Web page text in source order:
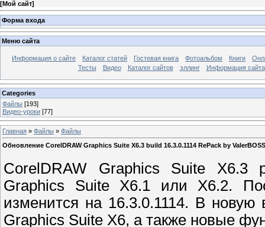
[Мой сайт]
Форма входа
Меню сайта
Информация о сайте Каталог статей Гостевая книга Фотоальбом Книги
Тесты
Видео Каталог сайтов эллинг Информация сайта
Categories
Файлы [193]
Видео-уроки [77]
Главная » Файлы » Файлы
Обновление CorelDRAW Graphics Suite X6.3 build 16.3.0.1114 RePack by
CorelDRAW Graphics Suite X6.3
Graphics Suite X6.1 или X6.2.
изменится на 16.3.0.1114. В
Graphics Suite X6, а также новые